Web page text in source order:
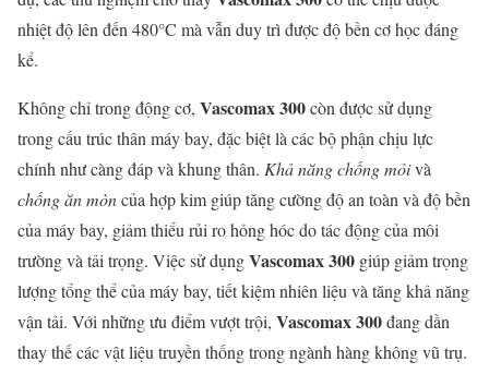
nhiệt độ lên đến 480°C mà vẫn duy trì được độ bền cơ học đáng
kể.
Không chỉ trong động cơ, Vascomax 300còn được sử dụng
trong cấu trúc thân máy bay, đặc biệt là các bộ phận chịu lực
chính như càng đáp và khung thân. Khả năng chống mỏivà
chống ăn mòncủa hợp kim giúp tăng cường độ an toàn và độ bền
của máy bay, giảm thiểu rủi ro hỏng hóc do tác động của môi
trường và tải trọng. Việc sử dụngVascomax 300 giúp giảm trọng
lượng tổng thể của máy bay, tiết kiệm nhiên liệu và tăng khả năng
vận tải. Với những ưu điểm vượt trội, Vascomax 300đang dần
thay thế các vật liệu truyền thống trong ngành hàng không vũ trụ.